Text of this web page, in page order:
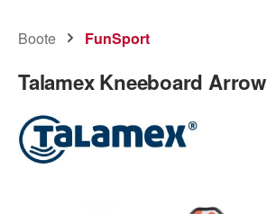
Boote FunSport
Talamex Kneeboard Arrow